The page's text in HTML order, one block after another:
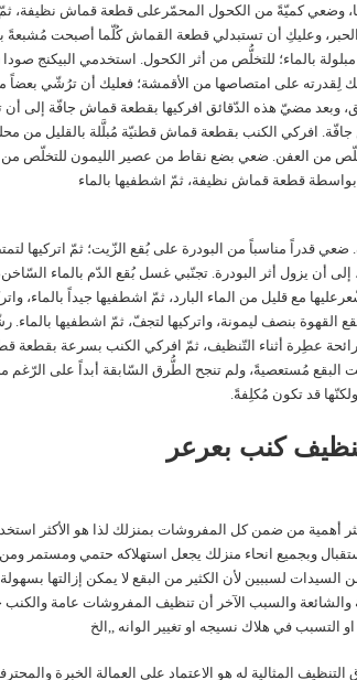
وضعي كميّةً من الكحول المحمّرعلى قطعة قماش نظيفة،
وعليكِ أن تستبدلي قطعة القماش كُلّما أصبحت مُشبعةً
بالماء؛ للتخلُّص من أثر الكحول. استخدمي البيكنج
لِقدرته على امتصاصها من الأقمشة؛ فعليك أن ترُشّي بعضاً
وبعد مضيّ هذه الدّقائق افركيها بقطعة قماش جافّة إلى أن
افركي الكنب بقطعة قماش قطنيّة مُبلَّلة بالقليل من
من العفن. ضعي بضع نقاط من عصير الليمون للتخلّص من
بواسطة قطعة قماش نظيفة، ثمّ اشطفيها بالماء
ضعي قدراً مناسباً من البودرة على بُقع الزّيت؛ ثمّ اتركيها
أن يزول أثر البودرة. تجنّبي غسل بُقع الدّم بالماء
مع قليل من الماء البارد، ثمّ اشطفيها جيداً بالماء،
القهوة بنصف ليمونة، واتركيها لتجفّ، ثمّ اشطفيها
عطِرة أثناء التّنظيف، ثمّ افركي الكنب بسرعة بقطعة
البقع مُستعصيةً، ولم تنجح الطُّرق السّابقة أبداً على
قد تكون مُكلِفةً.
كنب بعرعر
أهمية من ضمن كل المفروشات بمنزلك لذا هو الأكثر
وبجميع انحاء منزلك يجعل استهلاكه حتمي ومستمر ومن
السيدات لسببين لأن الكثير من البقع لا يمكن إزالتها
والشائعة والسبب الآخر أن تنظيف المفروشات عامة
التسبب في هلاك نسيجه او تغيير الوانه ,,الخ
المثالية له هو الاعتماد على العمالة الخبرة